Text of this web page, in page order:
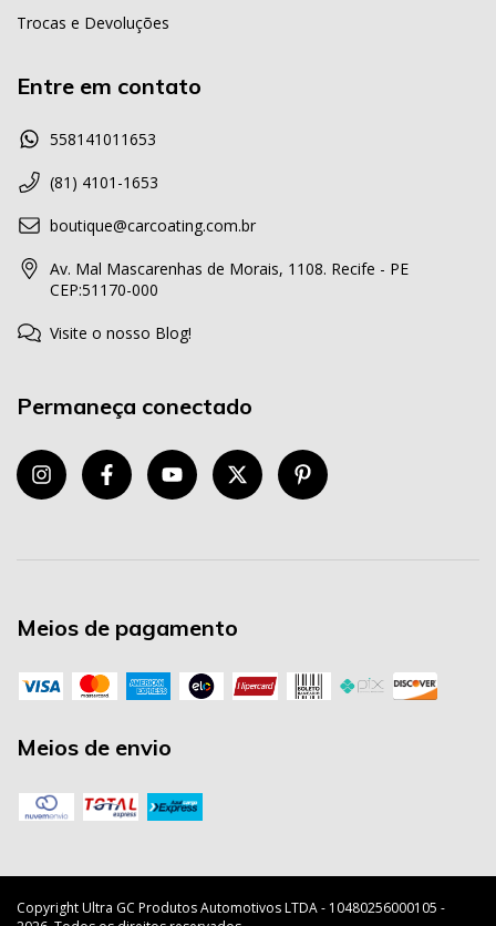
Trocas e Devoluções
Entre em contato
558141011653
(81) 4101-1653
boutique@carcoating.com.br
Av. Mal Mascarenhas de Morais, 1108. Recife - PE
CEP:51170-000
Visite o nosso Blog!
Permaneça conectado
Meios de pagamento
Meios de envio
Copyright Ultra GC Produtos Automotivos LTDA - 10480256000105 -